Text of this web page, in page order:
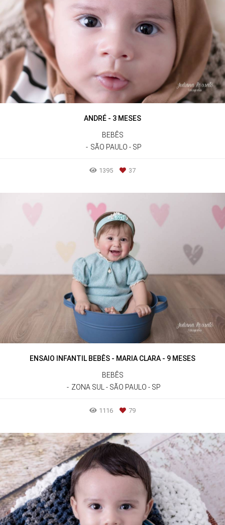
ANDRÉ - 3 MESES
BEBÊS
SÃO PAULO - SP
1395 37
ENSAIO INFANTIL BEBÊS - MARIA CLARA - 9 MESES
BEBÊS
ZONA SUL - SÃO PAULO - SP
1116 79